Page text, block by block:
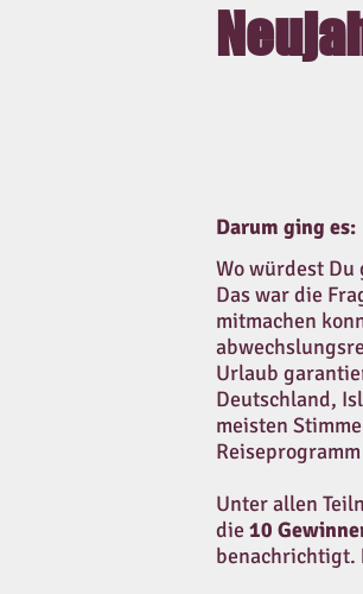
Darum ging es:
Wo würdest Du
Das war die
mitmachen
Urlaub
Deutschland,
meisten
Unter allen
die 10
benachrichtigt.